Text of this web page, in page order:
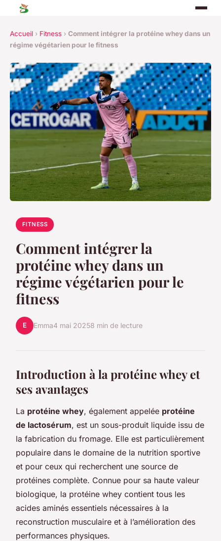
Accueil › Fitness › Comment intégrer la protéine whey dans un
régime végétarien pour le fitness
FITNESS
Comment intégrer la
protéine whey dans un
régime végétarien pour le
fitness
E Emma4 mai 20258 min de lecture
Introduction à la protéine whey et
ses avantages
La protéine whey, également appelée protéine
de lactosérum, est un sous-produit liquide issu de
la fabrication du fromage. Elle est particulièrement
populaire dans le domaine de la nutrition sportive
et pour ceux qui recherchent une source de
protéines complète. Connue pour sa haute valeur
biologique, la protéine whey contient tous les
acides aminés essentiels nécessaires à la
reconstruction musculaire et à l’amélioration des
performances physiques.